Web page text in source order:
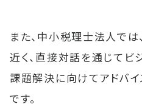
また、中小税理士法人では
近く、直接対話を通じてビ
課題解決に向けてアドバ
です。